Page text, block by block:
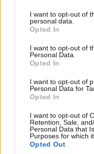
not limited to your visit
grant or deny consent to
use your data for below
consent section.
I want to opt-out of
personal data.
Opted In
I want to opt-out of
Personal Data.
Opted In
I want to opt-out of
Personal Data for
Opted In
I want to opt-out of
Retention, Sale,
Personal Data that
Purposes for which
Opted Out
Χδρ. 05·02·2025
Ρίξτε το Καραμανλή
γίνεται αλλιώς είμαι